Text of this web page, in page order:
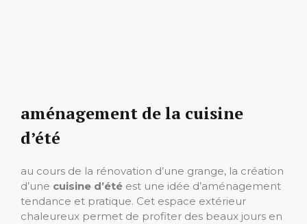
aménagement de la cuisine
d’été
au cours de la rénovation d’une grange, la création
d’une cuisine d’été est une idée d’aménagement
tendance et pratique. Cet espace extérieur
chaleureux permet de profiter des beaux jours en